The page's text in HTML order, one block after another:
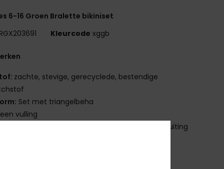
6-16 Groen Bralette bikiniset
Kleurcode xggb
zachte, stevige, gerecyclede, bestendige
Set met triangelbeha
vulling
Verstelbare bandjes met ring en schuifsluiting